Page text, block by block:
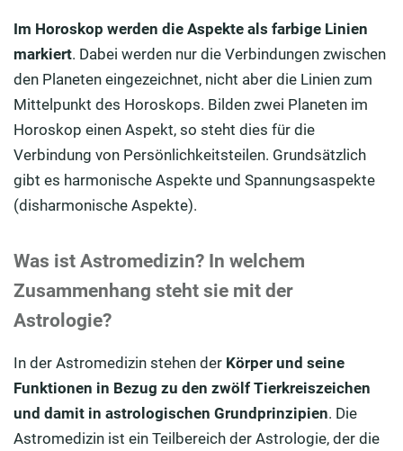
Im Horoskop werden die Aspekte als farbige Linien
markiert. Dabei werden nur die Verbindungen zwischen
den Planeten eingezeichnet, nicht aber die Linien zum
Mittelpunkt des Horoskops. Bilden zwei Planeten im
Horoskop einen Aspekt, so steht dies für die
Verbindung von Persönlichkeitsteilen. Grundsätzlich
gibt es harmonische Aspekte und Spannungsaspekte
(disharmonische Aspekte).
Was ist Astromedizin? In welchem
Zusammenhang steht sie mit der
Astrologie?
In der Astromedizin stehen der Körper und seine
Funktionen in Bezug zu den zwölf Tierkreiszeichen
und damit in astrologischen Grundprinzipien. Die
Astromedizin ist ein Teilbereich der Astrologie, der die